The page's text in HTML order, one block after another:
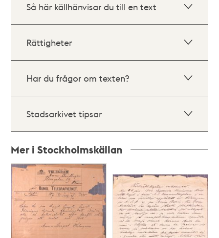
Så här källhänvisar du till en text
Rättigheter
Har du frågor om texten?
Stadsarkivet tipsar
Mer i Stockholmskällan
Relaterade
och
teman